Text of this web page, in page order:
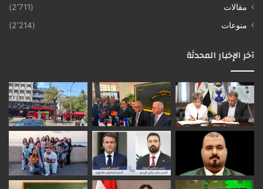
مقالات
(2٬711)
منوعات
(2٬214)
آخر الإخبار المحدثة